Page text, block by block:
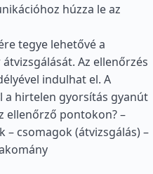
húzza le az
tegye lehetővé a
Az ellenőrzés
indulhat el. A
a hirtelen gyorsítás gyanút
ellenőrző pontokon? –
csomagok (átvizsgálás) –